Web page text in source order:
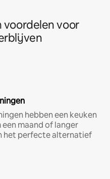
voordelen voor
hebben een keuken
maand of langer
het perfecte alternatief